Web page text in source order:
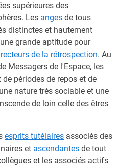
supérieures des
Les anges de tous
distinctes et hautement
grande aptitude pour
de la rétrospection. Au
Messagers de l'Espace, les
périodes de repos et de
nature très sociable et une
de loin celle des êtres
esprits tutélaires associés des
et ascendantes de tout
et les associés actifs